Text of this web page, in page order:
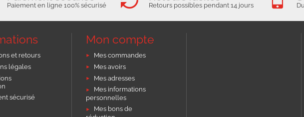
Paiement en ligne 100% sécurisé Retours possibles pendant 14 jours
et retours
légales
sécurisé
Mon compte
Mes commandes
Mes avoirs
Mes adresses
Mes informations
personnelles
Mes bons de